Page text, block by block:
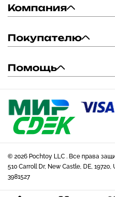
Компания
Покупателю
Помощь
© 2026 Pochtoy LLC . Все права
510 Carroll Dr, New Castle, DE,
3981527